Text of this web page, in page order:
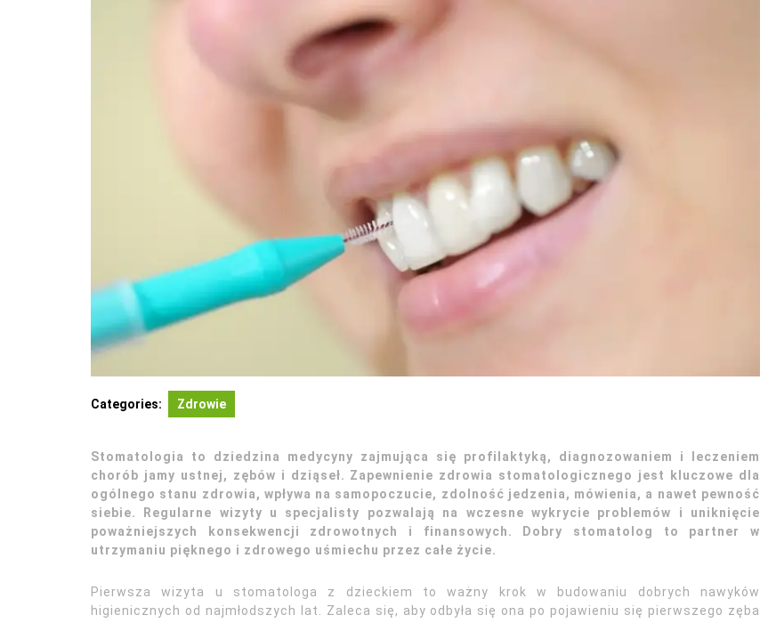
Categories: Zdrowie
Stomatologia to dziedzina medycyny zajmująca się profilaktyką, diagnozowaniem i leczeniem
chorób jamy ustnej, zębów i dziąseł. Zapewnienie zdrowia stomatologicznego jest kluczowe dla
ogólnego stanu zdrowia, wpływa na samopoczucie, zdolność jedzenia, mówienia, a nawet pewność
siebie. Regularne wizyty u specjalisty pozwalają na wczesne wykrycie problemów i uniknięcie
poważniejszych konsekwencji zdrowotnych i finansowych. Dobry stomatolog to partner w
utrzymaniu pięknego i zdrowego uśmiechu przez całe życie.
Pierwsza wizyta u stomatologa z dzieckiem to ważny krok w budowaniu dobrych nawyków
higienicznych od najmłodszych lat. Zaleca się, aby odbyła się ona po pojawieniu się pierwszego zęba